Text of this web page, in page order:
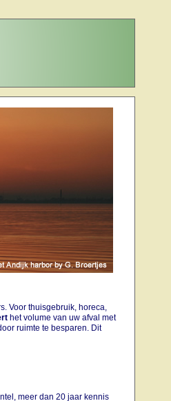
Voor thuisgebruik, horeca,
het volume van uw afval met
ruimte te besparen. Dit
meer dan 20 jaar kennis